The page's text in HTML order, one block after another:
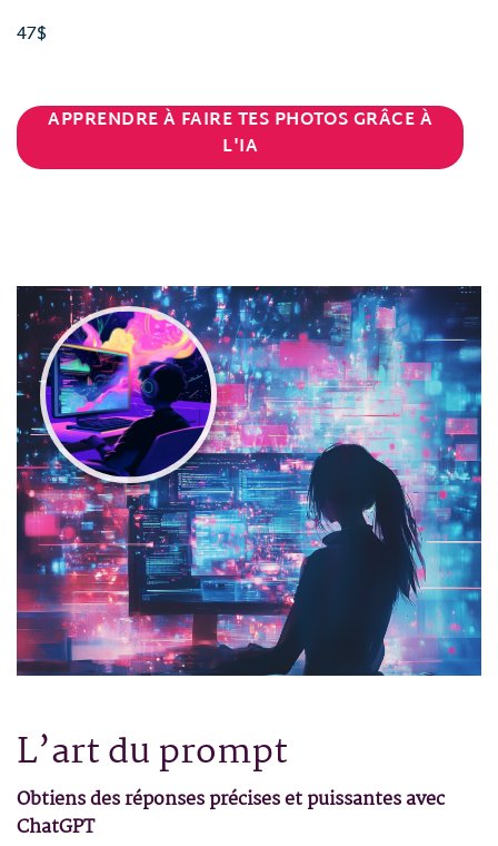
47$
APPRENDRE À FAIRE TES PHOTOS GRÂCE À
L'IA
L’art du prompt
Obtiens des réponses précises et puissantes avec
ChatGPT